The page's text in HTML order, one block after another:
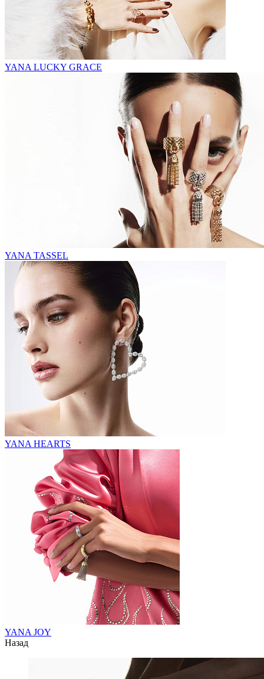
YANA LUCKY GRACE
YANA TASSEL
YANA HEARTS
YANA JOY
Назад